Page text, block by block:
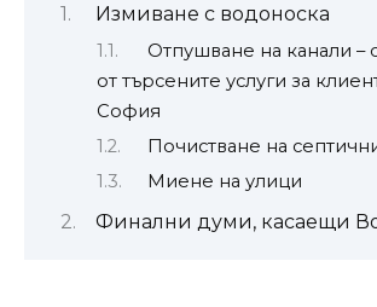
Измиване с водоноска
Отпушване на канали –
от търсените услуги за
София
Почистване на
Миене на улици
Финални думи, касаещи